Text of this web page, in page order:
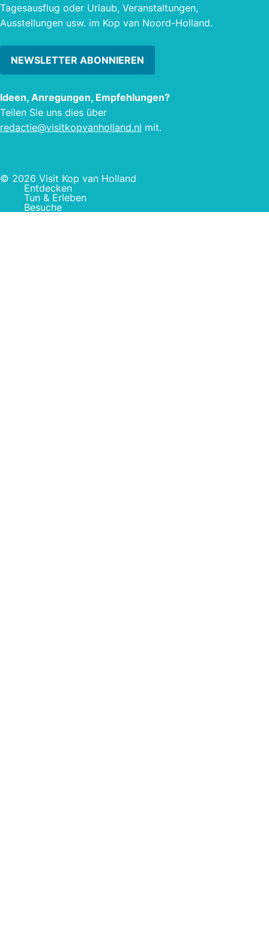
Tagesausflug oder Urlaub, Veranstaltungen,
Ausstellungen usw. im Kop van Noord-Holland.
NEWSLETTER ABONNIEREN
Ideen, Anregungen, Empfehlungen?
Teilen Sie uns dies über
redactie@visitkopvanholland.nl mit.
© 2026 Visit Kop van Holland
Entdecken
Tun & Erleben
Besuche